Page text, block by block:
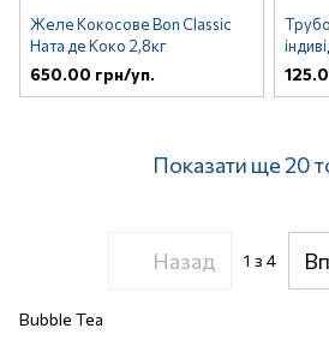
Желе Кокосове Bon Classic
Ната де Коко 2,8кг
650.00 грн/уп.
Показати ще 20
Назад 1 з 4
Bubble Tea